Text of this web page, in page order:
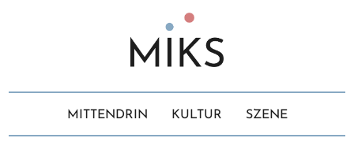
MITTENDRIN KULTUR SZENE